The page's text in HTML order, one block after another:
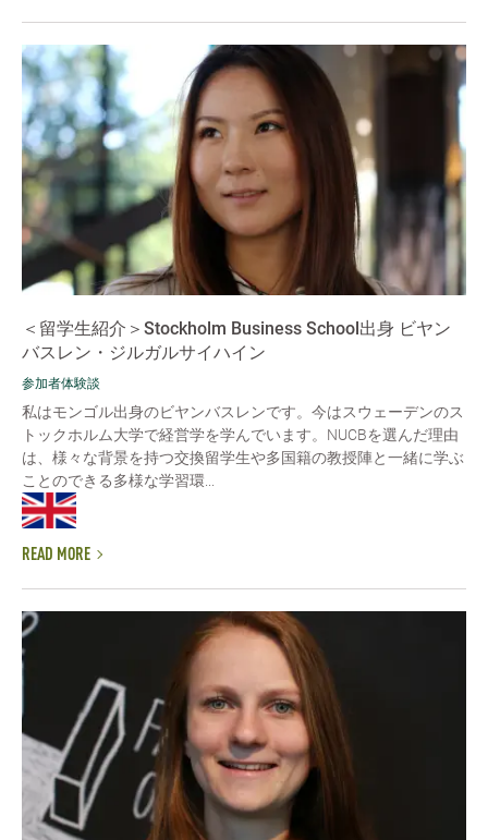
＜留学生紹介＞Stockholm Business School出身 ビヤン
バスレン・ジルガルサイハイン
参加者体験談
私はモンゴル出身のビヤンバスレンです。今はスウェーデンのス
トックホルム大学で経営学を学んでいます。NUCBを選んだ理由
は、様々な背景を持つ交換留学生や多国籍の教授陣と一緒に学ぶ
ことのできる多様な学習環...
READ MORE